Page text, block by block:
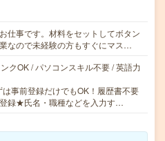
仕事です。材料をセットしてボタン
なので未経験の方もすぐにマス…
クOK / パソコンスキル不要 / 英語力
事前登録だけでもOK！履歴書不要
録★氏名・職種などを入力す…